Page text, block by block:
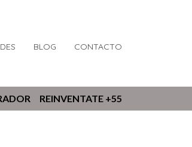
BLOG CONTACTO
REINVENTATE +55